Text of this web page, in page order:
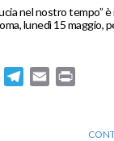
nel nostro tempo” è
lunedì 15 maggio,
WhatsApp
Telegram
Email